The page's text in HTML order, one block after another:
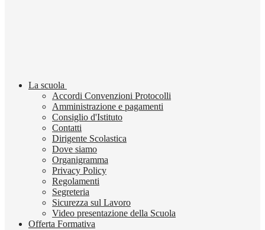
La scuola
Accordi Convenzioni Protocolli
Amministrazione e pagamenti
Consiglio d'Istituto
Contatti
Dirigente Scolastica
Dove siamo
Organigramma
Privacy Policy
Regolamenti
Segreteria
Sicurezza sul Lavoro
Video presentazione della Scuola
Offerta Formativa